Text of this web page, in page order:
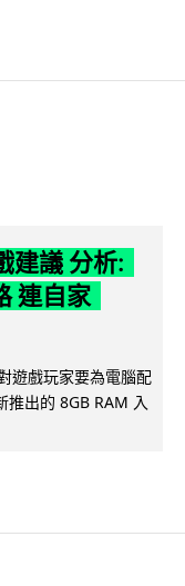
建議 分析:
連自家
遊戲玩家要為電腦配
推出的 8GB RAM 入